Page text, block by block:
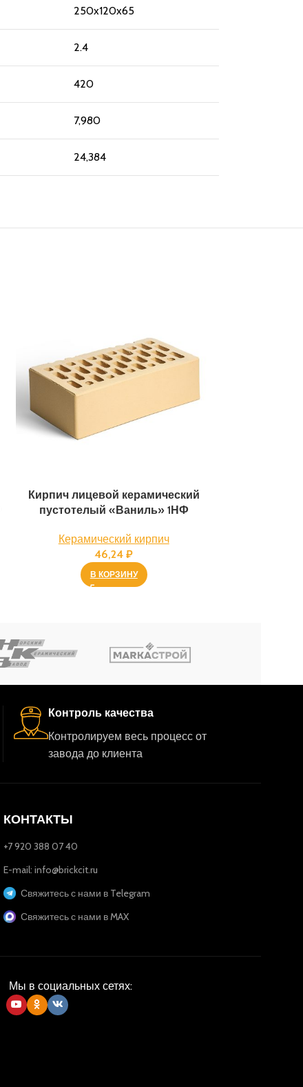
250x120x65
2.4
420
7,980
24,384
Кирпич лицевой керамический
пустотелый «Ваниль» 1НФ
Керамический кирпич
46,24₽
В КОРЗИНУ
Контроль качества
Контролируем весь процесс от
завода до клиента
КОНТАКТЫ
+7 920 388 07 40
E-mail: info@brickcit.ru
Свяжитесь с нами в Telegram
Свяжитесь с нами в MAX
Мы в социальных сетях: